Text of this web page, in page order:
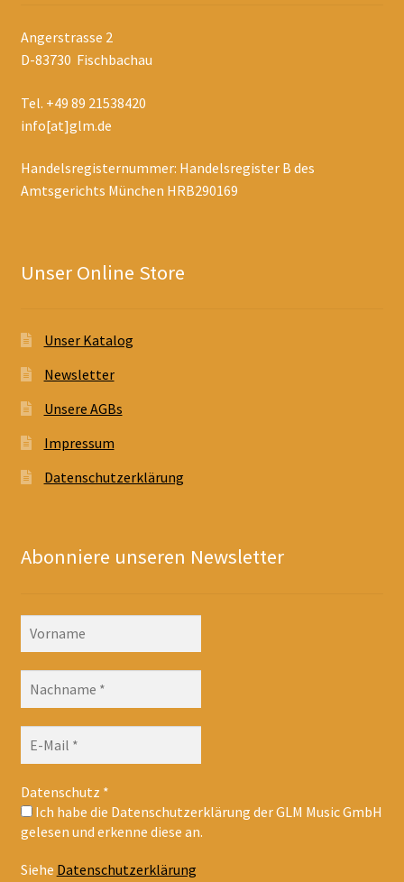
Angerstrasse 2
D-83730 Fischbachau
Tel. +49 89 21538420
info[at]glm.de
Handelsregisternummer: Handelsregister B des
Amtsgerichts München HRB290169
Unser Online Store
Unser Katalog
Newsletter
Unsere AGBs
Impressum
Datenschutzerklärung
Abonniere unseren Newsletter
Datenschutz *
Ich habe die Datenschutzerklärung der GLM Music GmbH
gelesen und erkenne diese an.
Siehe Datenschutzerklärung